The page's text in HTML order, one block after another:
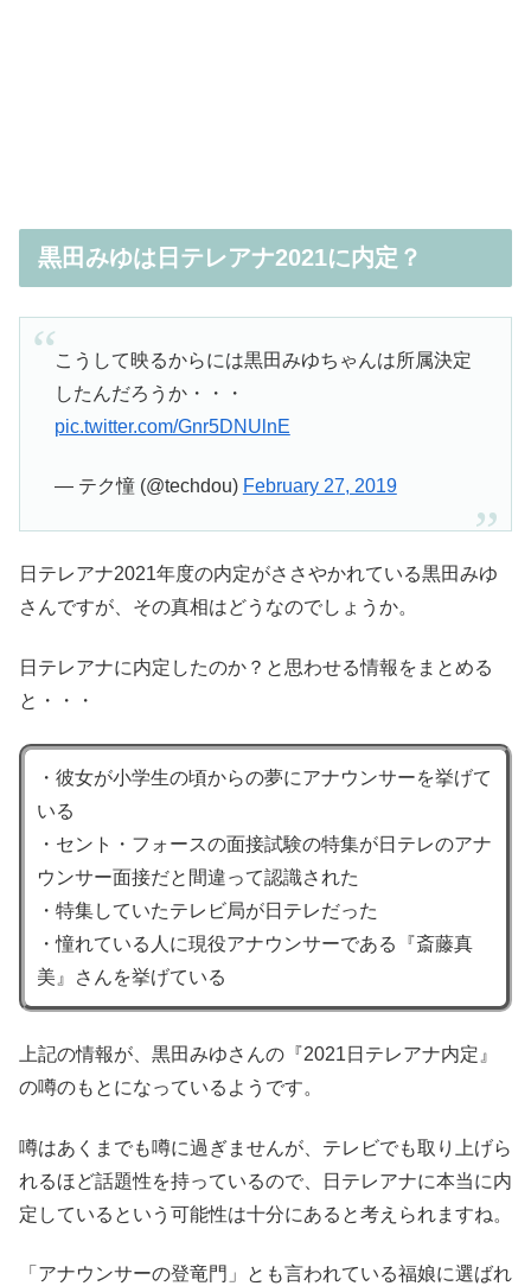
黒田みゆは日テレアナ2021に内定？
こうして映るからには黒田みゆちゃんは所属決定
したんだろうか・・・
pic.twitter.com/Gnr5DNUlnE
— テク憧 (@techdou) February 27, 2019
日テレアナ2021年度の内定がささやかれている黒田みゆ
さんですが、その真相はどうなのでしょうか。
日テレアナに内定したのか？と思わせる情報をまとめる
と・・・
・彼女が小学生の頃からの夢にアナウンサーを挙げて
いる
・セント・フォースの面接試験の特集が日テレのアナ
ウンサー面接だと間違って認識された
・特集していたテレビ局が日テレだった
・憧れている人に現役アナウンサーである『斎藤真
美』さんを挙げている
上記の情報が、黒田みゆさんの『2021日テレアナ内定』
の噂のもとになっているようです。
噂はあくまでも噂に過ぎませんが、テレビでも取り上げら
れるほど話題性を持っているので、日テレアナに本当に内
定しているという可能性は十分にあると考えられますね。
「アナウンサーの登竜門」とも言われている福娘に選ばれ